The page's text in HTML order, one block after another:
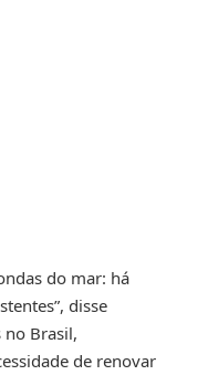
do mar: há
disse
no Brasil,
de renovar